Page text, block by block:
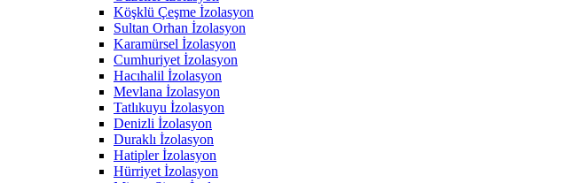
Köşklü Çeşme İzolasyon
Sultan Orhan İzolasyon
Karamürsel İzolasyon
Cumhuriyet İzolasyon
Hacıhalil İzolasyon
Mevlana İzolasyon
Tatlıkuyu İzolasyon
Denizli İzolasyon
Duraklı İzolasyon
Hatipler İzolasyon
Hürriyet İzolasyon